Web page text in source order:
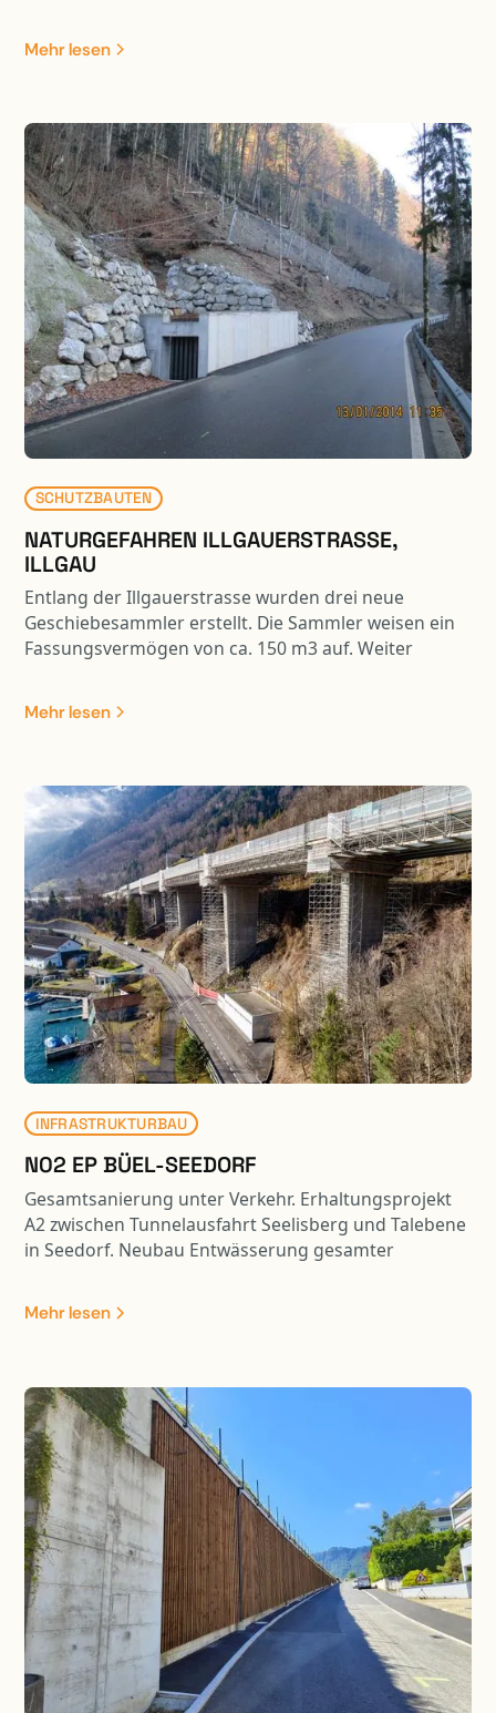
Gewässerraum, Anpassung Riedfläche und
Mehr lesen
SCHUTZBAUTEN
NATURGEFAHREN ILLGAUERSTRASSE,
ILLGAU
Entlang der Illgauerstrasse wurden drei neue
Geschiebesammler erstellt. Die Sammler weisen ein
Fassungsvermögen von ca. 150 m3 auf. Weiter
Gesamtlänge von ca. 190 m erstellt. Die Arbeiten
erfolgten unter Verkehr.
Mehr lesen
INFRASTRUKTURBAU
N02 EP BÜEL-SEEDORF
Gesamtsanierung unter Verkehr. Erhaltungsprojekt
A2 zwischen Tunnelausfahrt Seelisberg und Talebene
in Seedorf. Neubau Entwässerung gesamter
Lärmschutz. Instandsetzung Stütz- und Wandmauern
sowie Ertüchtigung der zahlreichen Kunstbauten.
Mehr lesen